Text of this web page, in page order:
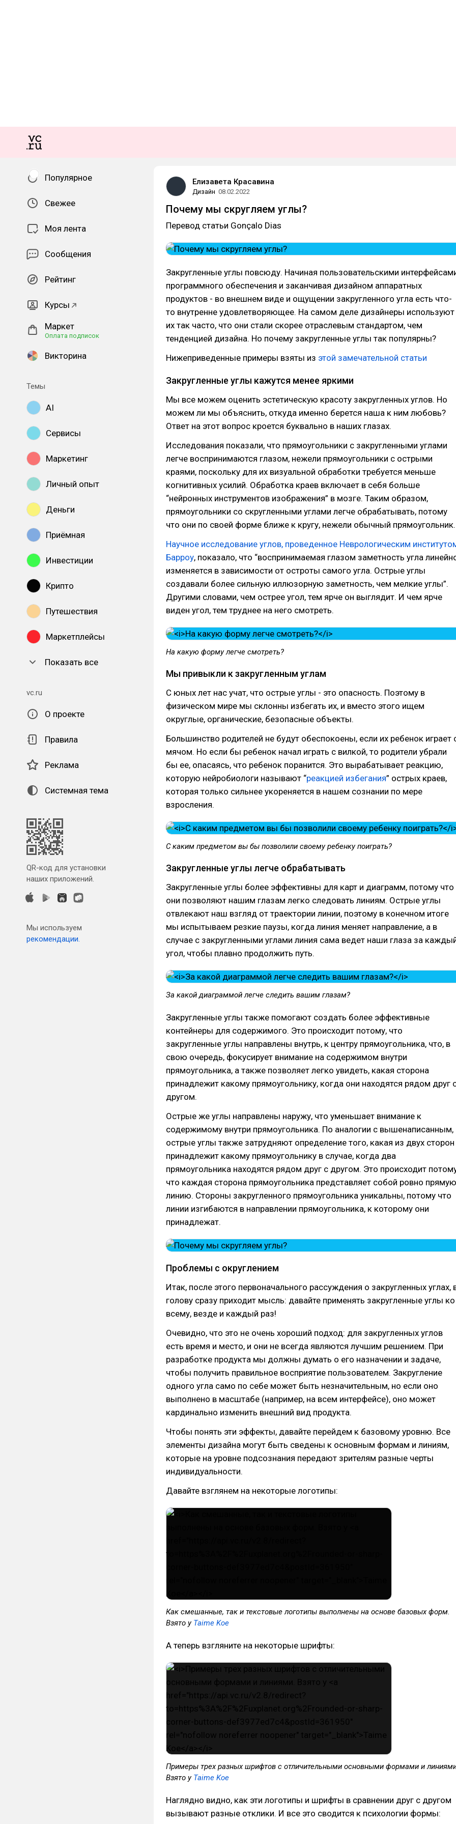
Популярное
Свежее
Моя лента
Сообщения
Рейтинг
Курсы
Маркет
Оплата подписок
Викторина
Темы
AI
Сервисы
Маркетинг
Личный опыт
Деньги
Приёмная
Инвестиции
Крипто
Путешествия
Маркетплейсы
Показать все
vc.ru
О проекте
Правила
Реклама
Системная тема
QR-код для установки
наших приложений.
Мы используем
рекомендации.
Елизавета Красавина
Дизайн 08.02.2022
Почему мы скругляем углы?
Перевод статьи Gonçalo Dias
Закругленные углы повсюду. Начиная пользовательскими
программного обеспечения и заканчивая дизайном аппаратных
продуктов - во внешнем виде и ощущении закругленного угла есть что-
то внутренне удовлетворяющее. На самом деле дизайнеры используют
их так часто, что они стали скорее отраслевым стандартом, чем
тенденцией дизайна. Но почему закругленные углы так популярны?
Нижеприведенные примеры взяты из этой замечательной статьи
Закругленные углы кажутся менее яркими
Мы все можем оценить эстетическую красоту закругленных углов. Но
можем ли мы объяснить, откуда именно берется наша к ним любовь?
Ответ на этот вопрос кроется буквально в наших глазах.
Исследования показали, что прямоугольники с закругленными углами
легче воспринимаются глазом, нежели прямоугольники с острыми
краями, поскольку для их визуальной обработки требуется меньше
когнитивных усилий. Обработка краев включает в себя больше
“нейронных инструментов изображения” в мозге. Таким образом,
прямоугольники со скругленными углами легче обрабатывать, потому
что они по своей форме ближе к кругу, нежели обычный прямоугольник.
Научное исследование углов, проведенное Неврологическим
Барроу, показало, что “воспринимаемая глазом заметность угла
изменяется в зависимости от остроты самого угла. Острые углы
создавали более сильную иллюзорную заметность, чем мелкие углы”.
Другими словами, чем острее угол, тем ярче он выглядит. И чем ярче
виден угол, тем труднее на него смотреть.
На какую форму легче смотреть?
Мы привыкли к закругленным углам
С юных лет нас учат, что острые углы - это опасность. Поэтому в
физическом мире мы склонны избегать их, и вместо этого ищем
округлые, органические, безопасные объекты.
Большинство родителей не будут обеспокоены, если их ребенок играет
мячом. Но если бы ребенок начал играть с вилкой, то родители убрали
бы ее, опасаясь, что ребенок поранится. Это вырабатывает реакцию,
которую нейробиологи называют “реакцией избегания” острых краев,
которая только сильнее укореняется в нашем сознании по мере
взросления.
С каким предметом вы бы позволили своему ребенку поиграть?
Закругленные углы легче обрабатывать
Закругленные углы более эффективны для карт и диаграмм, потому что
они позволяют нашим глазам легко следовать линиям. Острые углы
отвлекают наш взгляд от траектории линии, поэтому в конечном итоге
мы испытываем резкие паузы, когда линия меняет направление, а в
случае с закругленными углами линия сама ведет наши глаза за
угол, чтобы плавно продолжить путь.
За какой диаграммой легче следить вашим глазам?
Закругленные углы также помогают создать более эффективные
контейнеры для содержимого. Это происходит потому, что
закругленные углы направлены внутрь, к центру прямоугольника, что, в
свою очередь, фокусирует внимание на содержимом внутри
прямоугольника, а также позволяет легко увидеть, какая сторона
принадлежит какому прямоугольнику, когда они находятся рядом друг
другом.
Острые же углы направлены наружу, что уменьшает внимание к
содержимому внутри прямоугольника. По аналогии с вышенаписанным,
острые углы также затрудняют определение того, какая из двух сторон
принадлежит какому прямоугольнику в случае, когда два
прямоугольника находятся рядом друг с другом. Это происходит
что каждая сторона прямоугольника представляет собой ровно прямую
линию. Стороны закругленного прямоугольника уникальны, потому что
линии изгибаются в направлении прямоугольника, к которому они
принадлежат.
Проблемы с округлением
Итак, после этого первоначального рассуждения о закругленных углах,
голову сразу приходит мысль: давайте применять закругленные углы ко
всему, везде и каждый раз!
Очевидно, что это не очень хороший подход: для закругленных углов
есть время и место, и они не всегда являются лучшим решением. При
разработке продукта мы должны думать о его назначении и задаче,
чтобы получить правильное восприятие пользователем. Закругление
одного угла само по себе может быть незначительным, но если оно
выполнено в масштабе (например, на всем интерфейсе), оно может
кардинально изменить внешний вид продукта.
Чтобы понять эти эффекты, давайте перейдем к базовому уровню. Все
элементы дизайна могут быть сведены к основным формам и линиям,
которые на уровне подсознания передают зрителям разные черты
индивидуальности.
Давайте взглянем на некоторые логотипы:
Как смешанные, так и текстовые логотипы выполнены на основе базовых форм.
Взято у Taime Koe
А теперь взгляните на некоторые шрифты:
Примеры трех разных шрифтов с отличительными основными формами и
Взято у Taime Koe
Наглядно видно, как эти логотипы и шрифты в сравнении друг с другом
вызывают разные отклики. И все это сводится к психологии формы: